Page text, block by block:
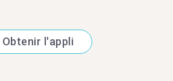
Obtenir l'appli